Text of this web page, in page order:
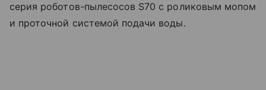
серия роботов-пылесосов S70 с роликовым мопом
и проточной системой подачи воды.